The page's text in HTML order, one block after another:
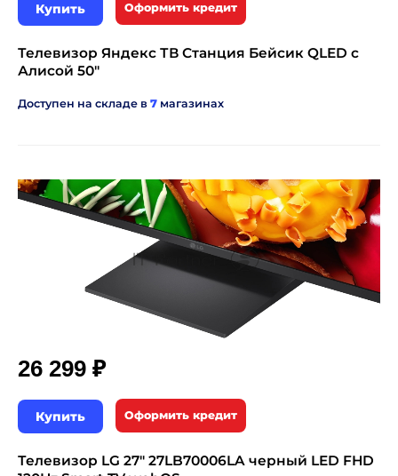
Купить Оформить кредит
Телевизор Яндекс ТВ Станция Бейсик QLED с
Алисой 50"
Доступен на складе в 7 магазинах
26 299 ₽
Купить Оформить кредит
Телевизор LG 27" 27LB70006LA черный LED FHD